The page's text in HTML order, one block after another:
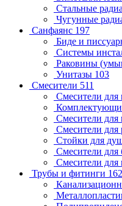
Стальные
Чугунные
Санфаянс 197
Биде и
Системы
Раковины
Унитазы 103
Смесители 511
Смесители для
Смесители для
Смесители для
Стойки для
Смесители для
Смесители
Трубы и фитинги 162